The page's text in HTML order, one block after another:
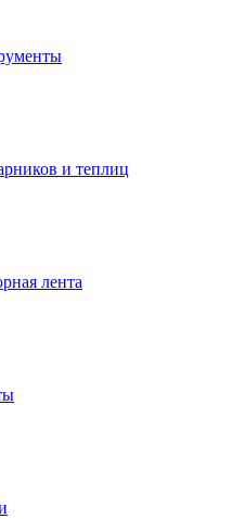
и теплиц
лента